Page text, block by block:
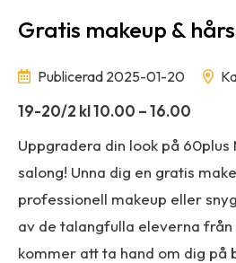
Gratis makeup &
Publicerad 2025-01-20
19-20/2 kl 10.00 – 16.00
Uppgradera din look på 60plus
salong! Unna dig en gratis
professionell makeup eller
av de talangfulla eleverna
kommer att ta hand om dig på